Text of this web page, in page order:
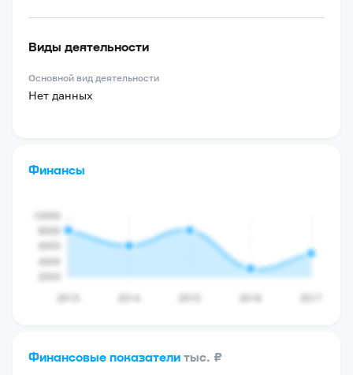
Виды деятельности
Основной вид деятельности
Нет данных
Финансы
Финансовые показатели тыс. ₽